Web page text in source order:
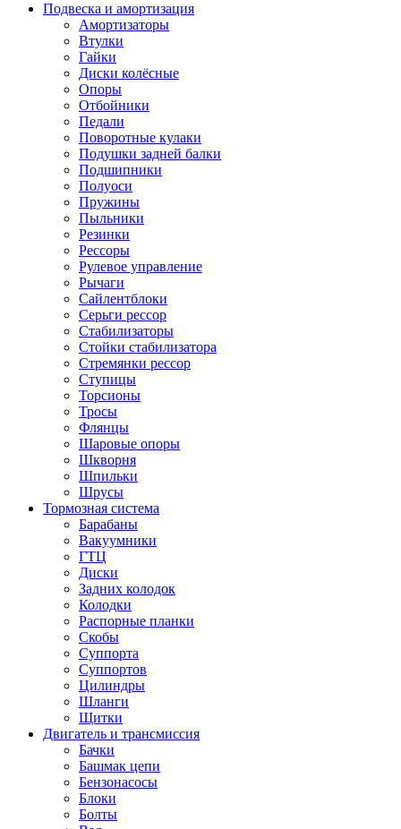
Подвеска и амортизация
Амортизаторы
Втулки
Гайки
Диски колёсные
Опоры
Отбойники
Педали
Поворотные кулаки
Подушки задней балки
Подшипники
Полуоси
Пружины
Пыльники
Резинки
Рессоры
Рулевое управление
Рычаги
Сайлентблоки
Серьги рессор
Стабилизаторы
Стойки стабилизатора
Стремянки рессор
Ступицы
Торсионы
Тросы
Флянцы
Шаровые опоры
Шкворня
Шпильки
Шрусы
Тормозная система
Барабаны
Вакуумники
ГТЦ
Диски
Задних колодок
Колодки
Распорные планки
Скобы
Суппорта
Суппортов
Цилиндры
Шланги
Щитки
Двигатель и трансмиссия
Бачки
Башмак цепи
Бензонасосы
Блоки
Болты